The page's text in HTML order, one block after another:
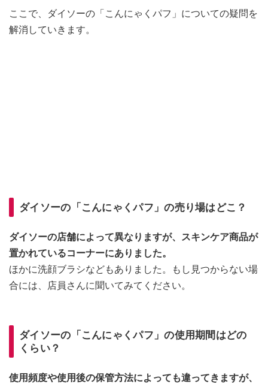
ここで、ダイソーの「こんにゃくパフ」についての疑問を
解消していきます。
ダイソーの「こんにゃくパフ」の売り場はどこ？
ダイソーの店舗によって異なりますが、スキンケア商品が
置かれているコーナーにありました。
ほかに洗顔ブラシなどもありました。もし見つからない場
合には、店員さんに聞いてみてください。
ダイソーの「こんにゃくパフ」の使用期間はどの
くらい？
使用頻度や使用後の保管方法によっても違ってきますが、